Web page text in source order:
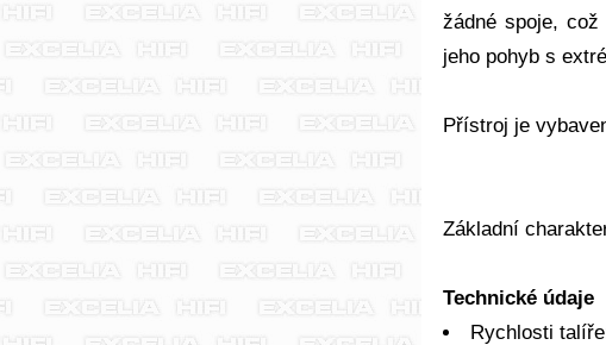
žádné spoje,
jeho pohyb s
Přístroj je
Základní
Technické údaje
Rychlosti